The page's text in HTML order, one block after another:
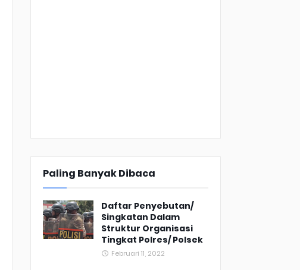
Paling Banyak Dibaca
Daftar Penyebutan/
Singkatan Dalam
Struktur Organisasi
Tingkat Polres/ Polsek
Februari 11, 2022